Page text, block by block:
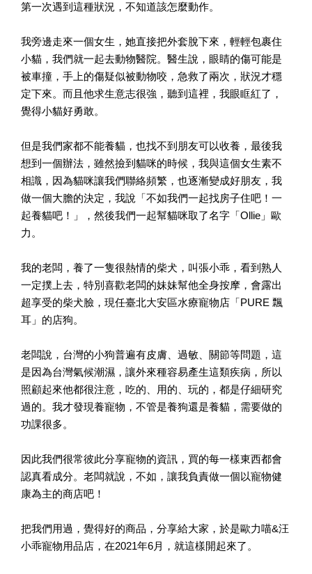
第一次遇到這種狀況，不知道該怎麼動作。
我旁邊走來一個女生，她直接把外套脫下來，輕輕包裹住
小貓，我們就一起去動物醫院。醫生說，眼睛的傷可能是
被車撞，手上的傷疑似被動物咬，急救了兩次，狀況才穩
定下來。而且他求生意志很強，聽到這裡，我眼眶紅了，
覺得小貓好勇敢。
但是我們家都不能養貓，也找不到朋友可以收養，最後我
想到一個辦法，雖然撿到貓咪的時候，我與這個女生素不
相識，因為貓咪讓我們聯絡頻繁，也逐漸變成好朋友，我
做一個大膽的決定，我說「不如我們一起找房子住吧！一
起養貓吧！」，然後我們一起幫貓咪取了名字「Ollie」歐
力。
我的老闆，養了一隻很熱情的柴犬，叫張小乖，看到熟人
一定撲上去，特別喜歡老闆的妹妹幫他全身按摩，會露出
超享受的柴犬臉，現任臺北大安區水療寵物店「PURE 飄
耳」的店狗。
老闆說，台灣的小狗普遍有皮膚、過敏、關節等問題，這
是因為台灣氣候潮濕，讓外來種容易產生這類疾病，所以
照顧起來他都很注意，吃的、用的、玩的，都是仔細研究
過的。我才發現養寵物，不管是養狗還是養貓，需要做的
功課很多。
因此我們很常彼此分享寵物的資訊，買的每一樣東西都會
認真看成分。老闆就說，不如，讓我負責做一個以寵物健
康為主的商店吧！
把我們用過，覺得好的商品，分享給大家，於是歐力喵&汪
小乖寵物用品店，在2021年6月，就這樣開起來了。